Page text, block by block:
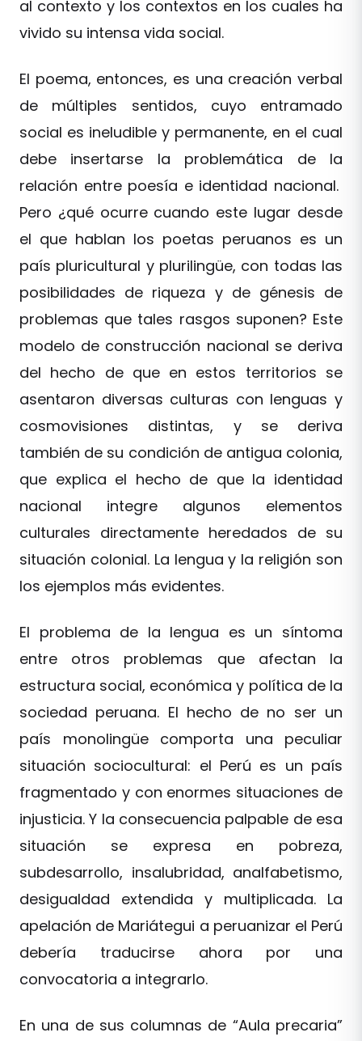
al contexto y los contextos en los cuales ha
vivido su intensa vida social.
El poema, entonces, es una creación verbal
de múltiples sentidos, cuyo entramado
social es ineludible y permanente, en el cual
debe insertarse la problemática de la
relación entre poesía e identidad nacional.
Pero ¿qué ocurre cuando este lugar desde
el que hablan los poetas peruanos es un
país pluricultural y plurilingüe, con todas las
posibilidades de riqueza y de génesis de
problemas que tales rasgos suponen? Este
modelo de construcción nacional se deriva
del hecho de que en estos territorios se
asentaron diversas culturas con lenguas y
cosmovisiones distintas, y se deriva
también de su condición de antigua colonia,
que explica el hecho de que la identidad
nacional integre algunos elementos
culturales directamente heredados de su
situación colonial. La lengua y la religión son
los ejemplos más evidentes.
El problema de la lengua es un síntoma
entre otros problemas que afectan la
estructura social, económica y política de la
sociedad peruana. El hecho de no ser un
país monolingüe comporta una peculiar
situación sociocultural: el Perú es un país
fragmentado y con enormes situaciones de
injusticia. Y la consecuencia palpable de esa
situación se expresa en pobreza,
subdesarrollo, insalubridad, analfabetismo,
desigualdad extendida y multiplicada. La
apelación de Mariátegui a peruanizar el Perú
debería traducirse ahora por una
convocatoria a integrarlo.
En una de sus columnas de “Aula precaria”